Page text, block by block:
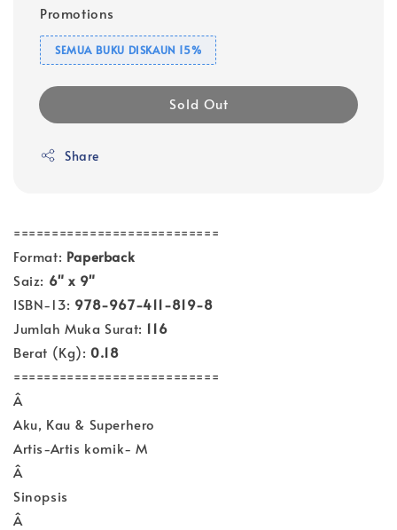
Promotions
SEMUA BUKU DISKAUN 15%
Sold Out
Share
===========================
Format: Paperback
Saiz: 6" x 9"
ISBN-13: 978-967-411-819-8
Jumlah Muka Surat: 116
Berat (Kg):0.18
===========================
Â
Aku, Kau & Superhero
Artis-Artis komik- M
Â
Sinopsis
Â